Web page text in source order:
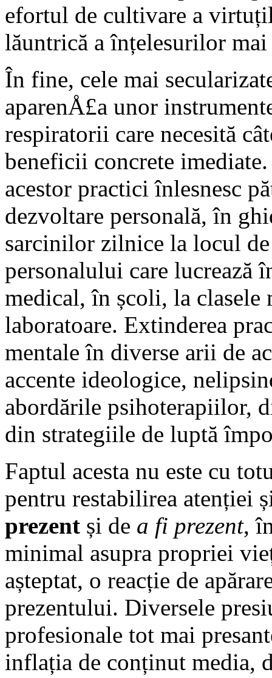
efortul de cultivare a
lăuntrică a înțelesurilor
În fine, cele mai
aparenÅ£a unor
respiratorii care necesită
beneficii concrete
acestor practici înlesnesc
dezvoltare personală, în
sarcinilor zilnice la locul
personalului care lucrează
medical, în școli, la clasele
laboratoare. Extinderea
mentale în diverse arii de
accente ideologice,
abordările psihoterapiilor,
din strategiile de luptă
Faptul acesta nu este cu
pentru restabilirea atenției
prezent și de a fi prezent,
minimal asupra propriei
așteptat, o reacție de
prezentului. Diversele
profesionale tot mai
inflația de conținut media,